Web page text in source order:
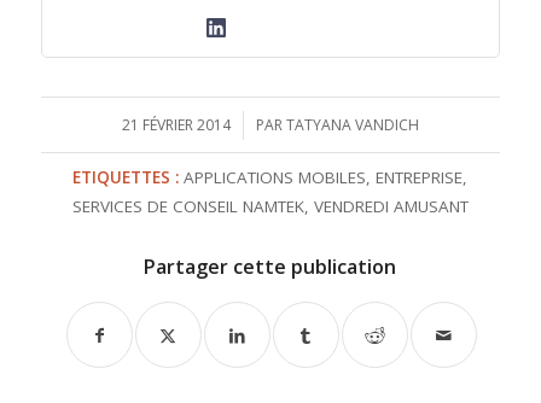
21 FÉVRIER 2014
/ PARTATYANA VANDICH
ETIQUETTES : APPLICATIONS MOBILES,ENTREPRISE,
SERVICES DE CONSEIL NAMTEK, VENDREDI AMUSANT
Partager cette publication